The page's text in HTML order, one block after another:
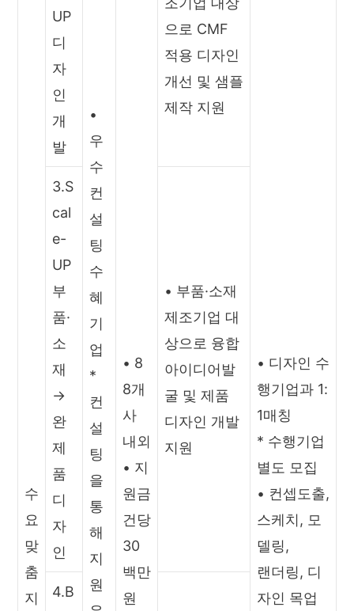
수
요
맞
춤
지
UP
디
자
인
개
발
•
우
수
컨
설
팅
수
혜
기
업
*
컨
설
팅
을
통
해
지
원
• 8
8개
사
내외
• 지
원금
건당
30
백만
원
으로 CMF
적용 디자인
개선 및 샘플
제작 지원
• 디자인 수
행기업과 1:
1매칭
* 수행기업
별도 모집
• 컨셉도출,
스케치, 모
델링,
랜더링, 디
자인 목업
3.S
cal
e-
UP
부
품·
소
재
→
완
제
품
디
자
인
• 부품·소재
제조기업 대
상으로 융합
아이디어발
굴 및 제품
디자인 개발
지원
4.B